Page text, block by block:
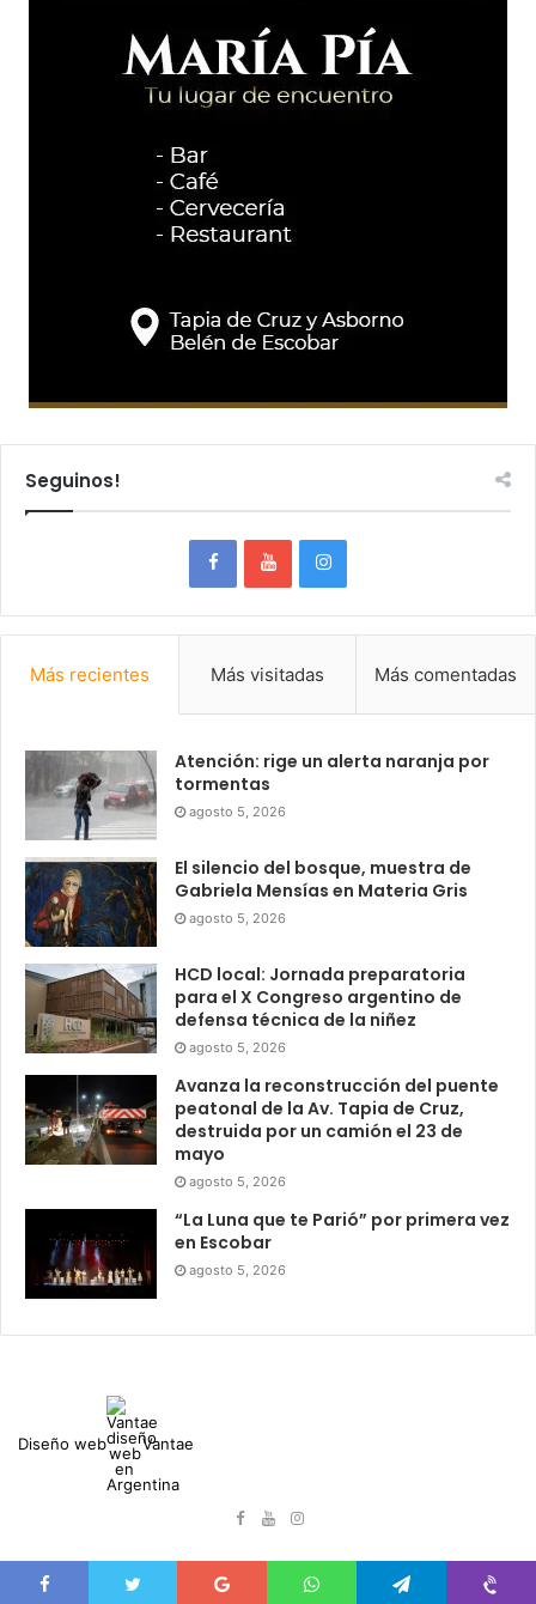
Seguinos!
Más recientes Más visitadas Más comentadas
Atención: rige un alerta naranja por
tormentas
agosto 5, 2026
El silencio del bosque, muestra de
Gabriela Mensías en Materia Gris
agosto 5, 2026
HCD local: Jornada preparatoria
para el X Congreso argentino de
defensa técnica de la niñez
agosto 5, 2026
Avanza la reconstrucción del puente
peatonal de la Av. Tapia de Cruz,
destruida por un camión el 23 de
mayo
agosto 5, 2026
“La Luna que te Parió” por primera vez
en Escobar
agosto 5, 2026
Diseño web Vantae